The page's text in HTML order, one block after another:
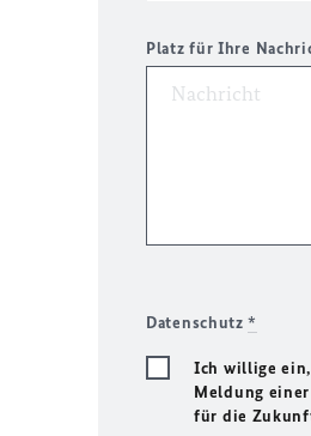
Platz für Ihre
Datenschutz*
Ich willige ein,
Meldung
für die